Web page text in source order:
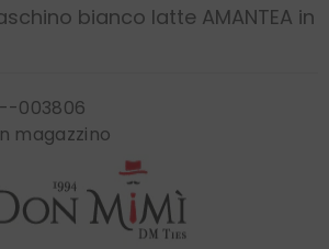
bianco latte AMANTEA in
003806
magazzino